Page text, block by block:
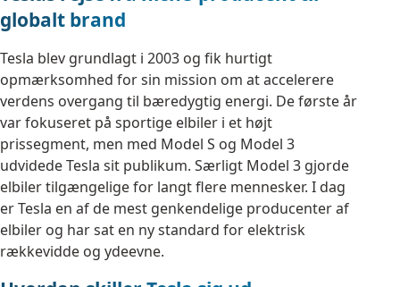
globalt brand
Tesla blev grundlagt i 2003 og fik hurtigt
opmærksomhed for sin mission om at accelerere
verdens overgang til bæredygtig energi. De første år
var fokuseret på sportige elbiler i et højt
prissegment, men med Model S og Model 3
udvidede Tesla sit publikum. Særligt Model 3 gjorde
elbiler tilgængelige for langt flere mennesker. I dag
er Tesla en af de mest genkendelige producenter af
elbiler og har sat en ny standard for elektrisk
rækkevidde og ydeevne.